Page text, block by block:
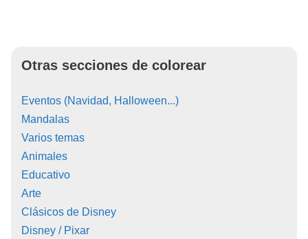
Otras secciones de colorear
Eventos (Navidad, Halloween...)
Mandalas
Varios temas
Animales
Educativo
Arte
Clásicos de Disney
Disney / Pixar